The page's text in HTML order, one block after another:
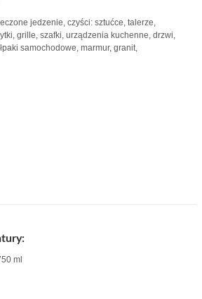
jedzenie, czyści: sztućce, talerze,
grille, szafki, urządzenia kuchenne, drzwi,
samochodowe, marmur, granit,
ml